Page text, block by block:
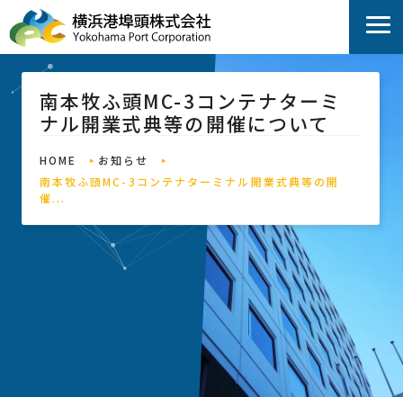
南本牧ふ頭MC-3コンテナターミ
ナル開業式典等の開催について
HOME
お知らせ
南本牧ふ頭MC-3コンテナターミナル開業式典等の開
催...